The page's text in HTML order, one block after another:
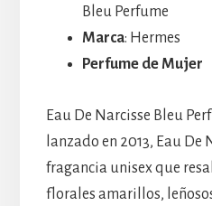
Bleu Perfume
Marca: Hermes
Perfume de Mujer
Eau De Narcisse Bleu
lanzado en 2013, Eau De
fragancia unisex que
florales amarillos,